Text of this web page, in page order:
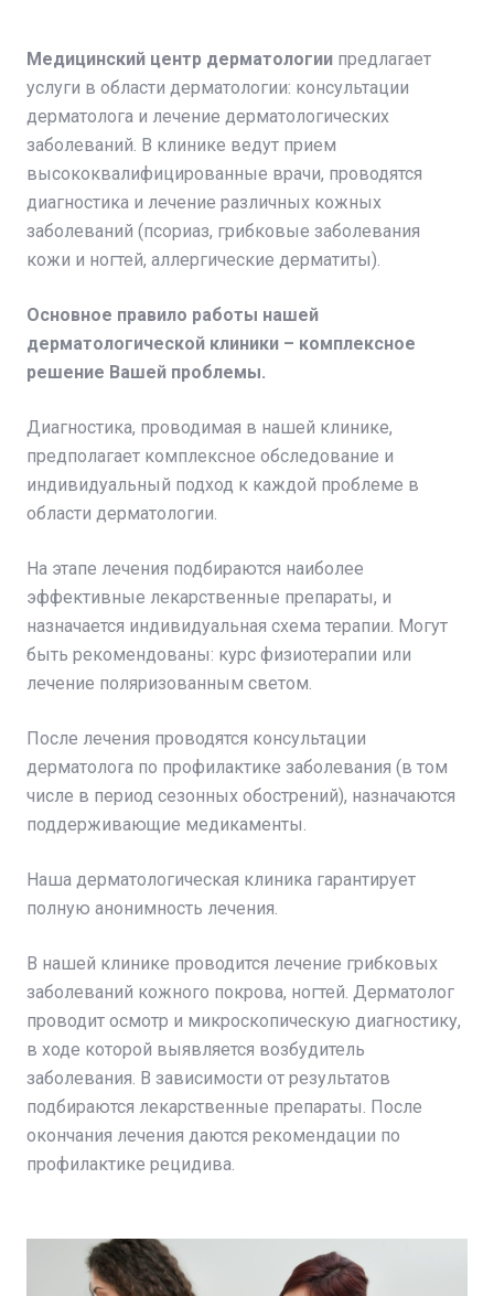
Медицинский центр дерматологии предлагает
услуги в области дерматологии: консультации
дерматолога и лечение дерматологических
заболеваний. В клинике ведут прием
высококвалифицированные врачи, проводятся
диагностика и лечение различных кожных
заболеваний (псориаз, грибковые заболевания
кожи и ногтей, аллергические дерматиты).
Основное правило работы нашей
дерматологической клиники – комплексное
решение Вашей проблемы.
Диагностика, проводимая в нашей клинике,
предполагает комплексное обследование и
индивидуальный подход к каждой проблеме в
области дерматологии.
На этапе лечения подбираются наиболее
эффективные лекарственные препараты, и
назначается индивидуальная схема терапии. Могут
быть рекомендованы: курс физиотерапии или
лечение поляризованным светом.
После лечения проводятся консультации
дерматолога по профилактике заболевания (в том
числе в период сезонных обострений), назначаются
поддерживающие медикаменты.
Наша дерматологическая клиника гарантирует
полную анонимность лечения.
В нашей клинике проводится лечение грибковых
заболеваний кожного покрова, ногтей. Дерматолог
проводит осмотр и микроскопическую диагностику,
в ходе которой выявляется возбудитель
заболевания. В зависимости от результатов
подбираются лекарственные препараты. После
окончания лечения даются рекомендации по
профилактике рецидива.